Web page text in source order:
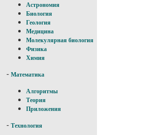
Астрономия
Биология
Геология
Медицина
Молекулярная биология
Физика
Химия
- Математика
Алгоритмы
Теория
Приложения
- Технология